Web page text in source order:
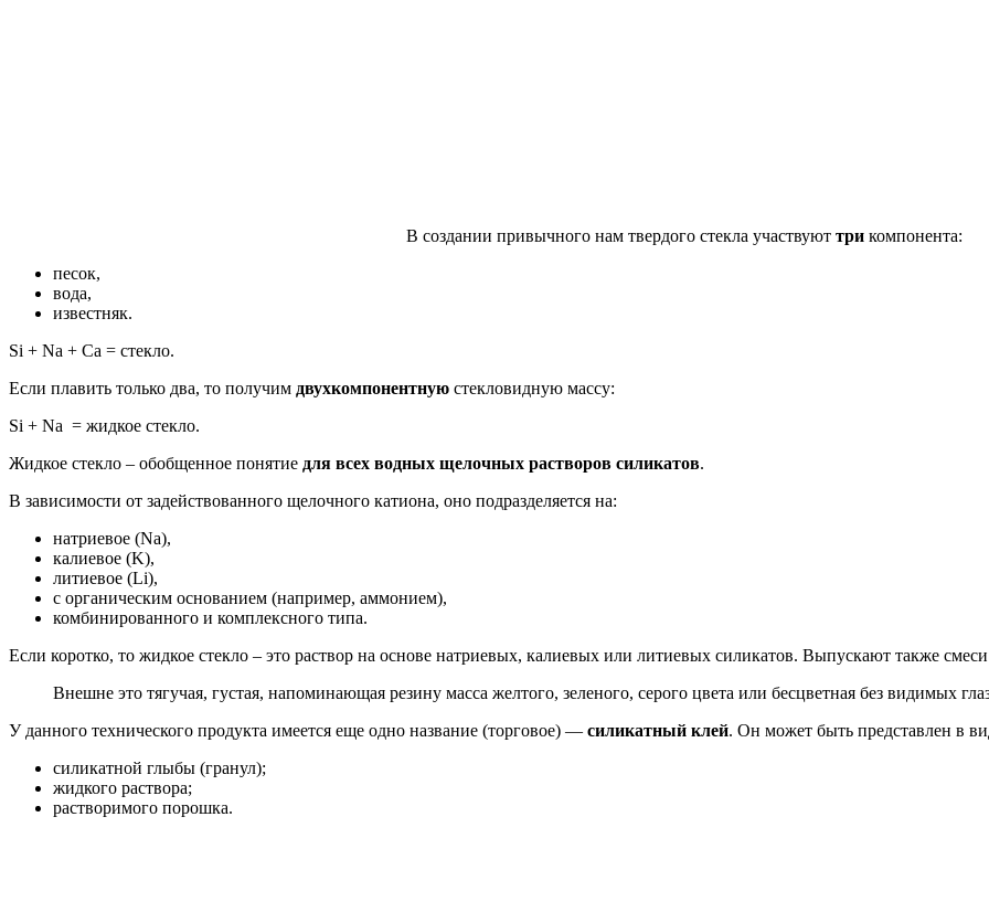
В создании привычного нам твердого стекла участвуют три компонента:
песок,
вода,
известняк.
Si + Na + Ca = стекло.
Если плавить только два, то получим двухкомпонентную стекловидную массу:
Si + Na = жидкое стекло.
Жидкое стекло – обобщенное понятие для всех водных щелочных растворов силикатов.
В зависимости от задействованного щелочного катиона, оно подразделяется на:
натриевое (Na),
калиевое (K),
литиевое (Li),
с органическим основанием (например, аммонием),
комбинированного и комплексного типа.
Если коротко, то жидкое стекло – это раствор на основе натриевых, калиевых или литиевых силикатов. Выпускают также
Внешне это тягучая, густая, напоминающая резину масса желтого, зеленого, серого цвета или бесцветная без видимых
У данного технического продукта имеется еще одно название (торговое) — силикатный клей. Он может быть представлен в
силикатной глыбы (гранул);
жидкого раствора;
растворимого порошка.